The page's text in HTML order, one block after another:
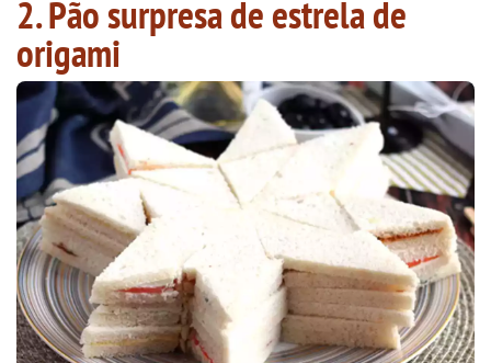
2. Pão surpresa de estrela de
origami